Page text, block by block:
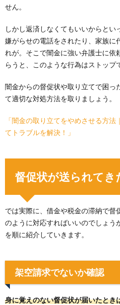
せん。
しかし返済しなくてもいいからとい
嫌がらせの電話をされたり、家族に
れが。そこで闇金に強い弁護士に依
らうと、このような行為はストップ
闇金からの督促状や取り立てで困っ
て適切な対処方法を取りましょう。
「闇金の取り立てをやめさせる方
てトラブルを解決！」
督促状が送られてき
では実際に、借金や税金の滞納で督
のように対応すればいいのでしょう
を順に紹介していきます。
架空請求でないか確認
身に覚えのない督促状が届いたとき